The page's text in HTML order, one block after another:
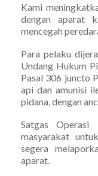
Kami
dengan aparat
mencegah
Para pelaku
Undang Hukum
Pasal 306 juncto
api dan amunisi
pidana, dengan
Satgas Operasi
masyarakat
segera
aparat.